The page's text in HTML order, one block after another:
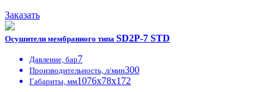
Заказать
Осушители мембранного типа SD2P-7 STD
Давление, бар7
Производительность, л/мин300
Габариты, мм1076х78х172